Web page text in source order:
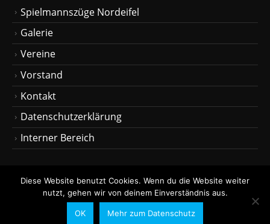
Spielmannszüge Nordeifel
Galerie
Vereine
Vorstand
Kontakt
Datenschutzerklärung
Interner Bereich
© Copyright 2016. Spielmannszüge Nordeifel
Diese Website benutzt Cookies. Wenn du die Website weiter
nutzt, gehen wir von deinem Einverständnis aus.
OK Mehr zum Datenschutz